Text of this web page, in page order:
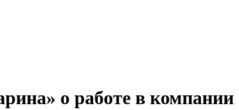
о работе в компании